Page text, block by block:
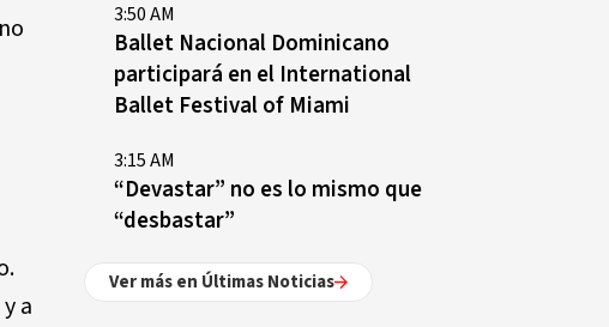
a
3:50 AM
Ballet Nacional Dominicano
participará en el International
Ballet Festival of Miami
3:15 AM
“Devastar” no es lo mismo que
“desbastar”
Ver más en Últimas Noticias